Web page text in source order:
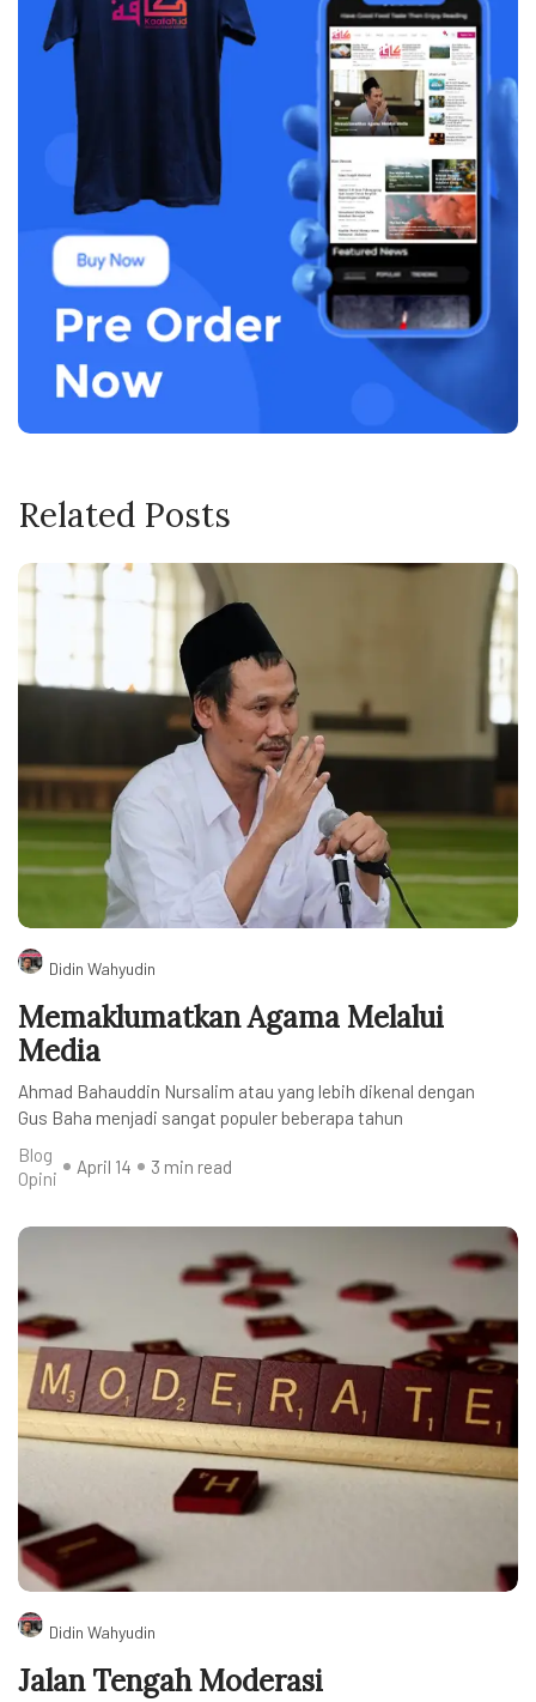
Related Posts
Didin Wahyudin
Memaklumatkan Agama Melalui
Media
Ahmad Bahauddin Nursalim atau yang lebih dikenal dengan
Gus Baha menjadi sangat populer beberapa tahun
Blog
Opini
April 14 3 min read
Didin Wahyudin
Jalan Tengah Moderasi